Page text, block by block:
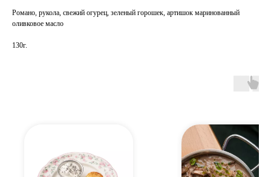
Романо, рукола, свежий огурец, зеленый горошек, артишок маринованный
оливковое масло
130г.